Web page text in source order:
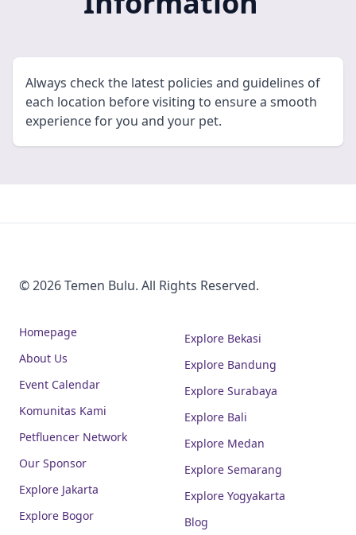
Always check the latest policies and guidelines of
each location before visiting to ensure a smooth
experience for you and your pet.
© 2026 Temen Bulu. All Rights Reserved.
Homepage
About Us
Event Calendar
Komunitas Kami
Petfluencer Network
Our Sponsor
Explore Jakarta
Explore Bogor
Explore Bekasi
Explore Bandung
Explore Surabaya
Explore Bali
Explore Medan
Explore Semarang
Explore Yogyakarta
Blog